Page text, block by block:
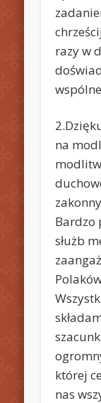
razy w
na
Bardzo
służb
której
nas